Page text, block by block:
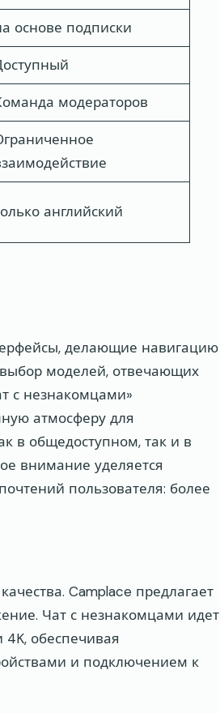
основе подписки
модераторов
английский
делающие навигацию
моделей, отвечающих
с незнакомцами»
атмосферу для
в общедоступном, так и в
внимание уделяется
пользователя: более
Camplace предлагает
Чат с незнакомцами идет
обеспечивая
и подключением к